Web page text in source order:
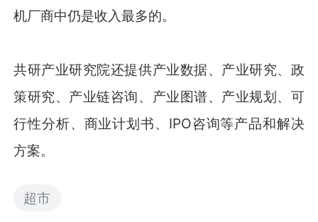
机厂商中仍是收入最多的。
共研产业研究院还提供产业数据、产业研究、政
策研究、产业链咨询、产业图谱、产业规划、可
行性分析、商业计划书、IPO咨询等产品和解决
方案。
超市